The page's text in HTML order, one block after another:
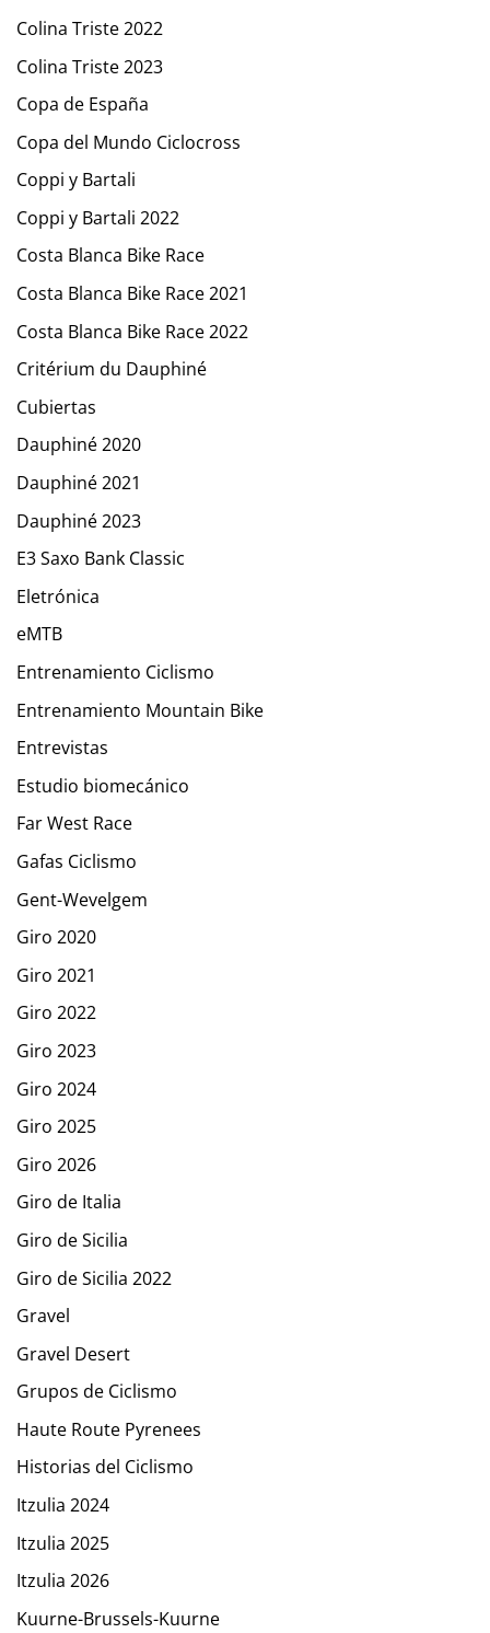
Colina Triste 2022
Colina Triste 2023
Copa de España
Copa del Mundo Ciclocross
Coppi y Bartali
Coppi y Bartali 2022
Costa Blanca Bike Race
Costa Blanca Bike Race 2021
Costa Blanca Bike Race 2022
Critérium du Dauphiné
Cubiertas
Dauphiné 2020
Dauphiné 2021
Dauphiné 2023
E3 Saxo Bank Classic
Eletrónica
eMTB
Entrenamiento Ciclismo
Entrenamiento Mountain Bike
Entrevistas
Estudio biomecánico
Far West Race
Gafas Ciclismo
Gent-Wevelgem
Giro 2020
Giro 2021
Giro 2022
Giro 2023
Giro 2024
Giro 2025
Giro 2026
Giro de Italia
Giro de Sicilia
Giro de Sicilia 2022
Gravel
Gravel Desert
Grupos de Ciclismo
Haute Route Pyrenees
Historias del Ciclismo
Itzulia 2024
Itzulia 2025
Itzulia 2026
Kuurne-Brussels-Kuurne